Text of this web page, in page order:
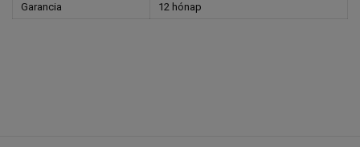
Garancia
12 hónap